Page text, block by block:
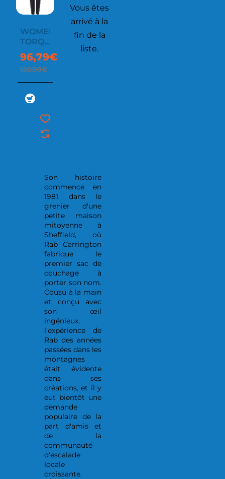
WOMEN'S
TORQUE
PANTS
96,79€
120,99€
Vous êtes
arrivé à la
fin de la
liste.
Son histoire
commence en
1981 dans le
grenier d'une
petite maison
mitoyenne à
Sheffield, où
Rab Carrington
fabrique le
premier sac de
couchage à
porter son nom.
Cousu à la main
et conçu avec
son œil
ingénieux,
l'expérience de
Rab des années
passées dans les
montagnes
était évidente
dans ses
créations, et il y
eut bientôt une
demande
populaire de la
part d'amis et
de la
communauté
d'escalade
locale
croissante.